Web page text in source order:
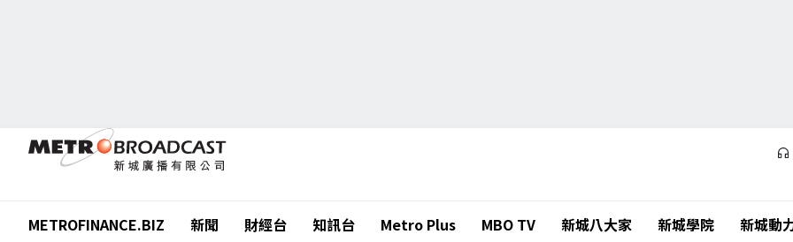
METROFINANCE.BIZ 新聞 財經台 知訊台 Metro Plus MBO TV 新城八大家 新城學院 新城動